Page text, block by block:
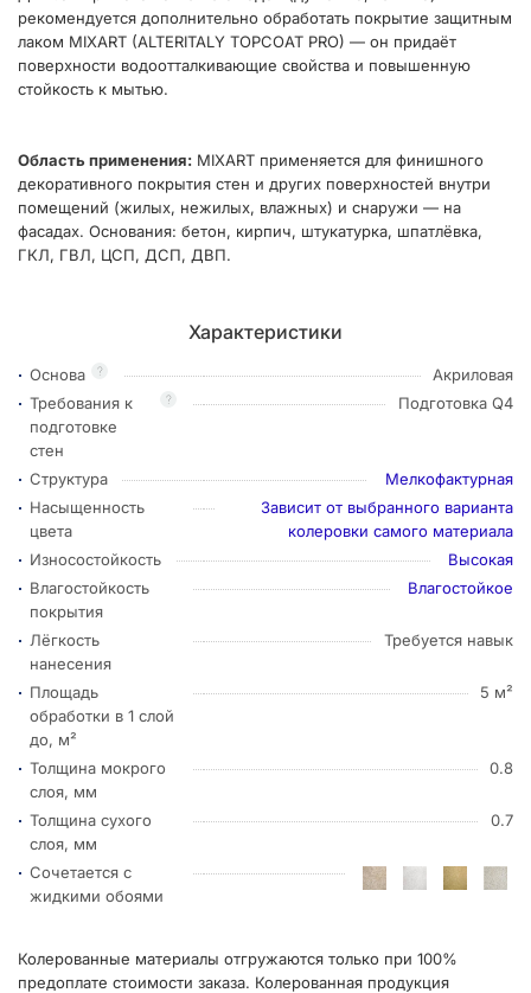
рекомендуется дополнительно обработать покрытие защитным
лаком MIXART (ALTERITALY TOPCOAT PRO) — он придаёт
поверхности водоотталкивающие свойства и повышенную
стойкость к мытью.
Область применения: MIXART применяется для финишного
декоративного покрытия стен и других поверхностей внутри
помещений (жилых, нежилых, влажных) и снаружи — на
фасадах. Основания: бетон, кирпич, штукатурка, шпатлёвка,
ГКЛ, ГВЛ, ЦСП, ДСП, ДВП.
Характеристики
?
Основа Акриловая
?
Требования к
подготовке
стен
Подготовка Q4
Структура
Мелкофактурная
Насыщенность
цвета
Зависит от выбранного варианта
колеровки самого материала
Износостойкость
Высокая
Влагостойкость
покрытия
Влагостойкое
Лёгкость
нанесения
Требуется навык
Площадь
обработки в 1 слой
до, м²
5 м²
Толщина мокрого
слоя, мм
0.8
Толщина сухого
слоя, мм
0.7
Сочетается с
жидкими обоями
Колерованные материалы отгружаются только при 100%
предоплате стоимости заказа. Колерованная продукция